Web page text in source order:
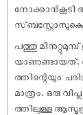
നോക്കാൻകൂടി
പത്തു
യാണുണ്ടായത്.
ത്തിന്റെയും
മാത്രം. ഒരു
ത്തിലുള്ള